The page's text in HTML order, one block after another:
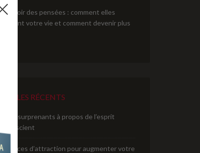
pouvoir des pensées : comment elles
votre vie et comment devenir plus
RÉCENTS
faits surprenants à propos de l’esprit
d’attraction pour augmenter votre